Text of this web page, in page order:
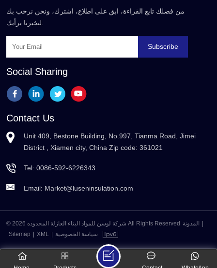
من فضلك تابع القراءة، ابق على اطلاع، اشترك، ونحن نرحب بك
لتخبرنا برأيك.
Subscribe
Social Sharing
Contact Us
Unit 409, Bestone Building, No.997, Tianma Road, Jimei
District , Xiamen city, China Zip code: 361021
Tel:0086-592-6226343
Email: Market@luseninsulation.com
© 2026 شركة لوسن للمواد البناء العازلة المحدوده All Rights Reserved المدونة
Sitemap
XML سياسة الخصوصية